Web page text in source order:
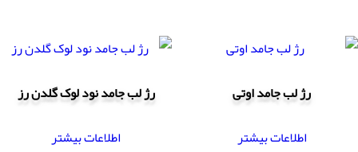
رژ لب جامد اوتی
اطلاعات بیشتر
رژ لب جامد نود لوک گلدن رز
اطلاعات بیشتر